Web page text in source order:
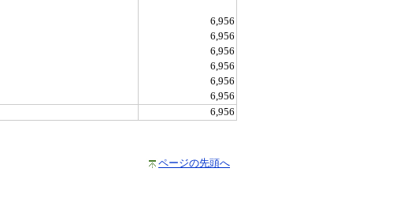
6,956
6,956
6,956
6,956
6,956
6,956
6,956
ページの先頭へ